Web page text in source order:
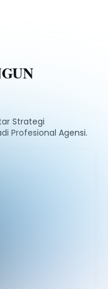
Strategi
Profesional Agensi.